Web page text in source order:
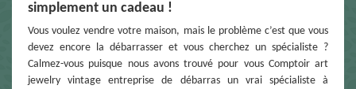
simplement un cadeau !
Vous voulez vendre votre maison, mais le problème c’est que vous
devez encore la débarrasser et vous cherchez un spécialiste ?
Calmez-vous puisque nous avons trouvé pour vous Comptoir art
jewelry vintage entreprise de débarras un vrai spécialiste à